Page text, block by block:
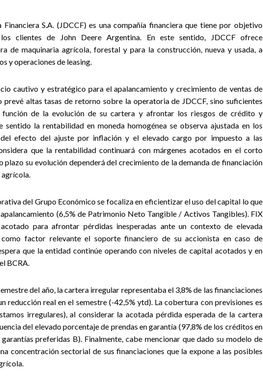
Financiera S.A. (JDCCF) es una compañía financiera que tiene por objetivo
clientes de John Deere Argentina. En este sentido, JDCCF ofrece
de maquinaria agrícola, forestal y para la construcción, nueva y usada, a
y operaciones de leasing.
cautivo y estratégico para el apalancamiento y crecimiento de ventas de
prevé altas tasas de retorno sobre la operatoria de JDCCF, sino suficientes
de la evolución de su cartera y afrontar los riesgos de crédito y
sentido la rentabilidad en moneda homogénea se observa ajustada en los
efecto del ajuste por inflación y el elevado cargo por impuesto a las
que la rentabilidad continuará con márgenes acotados en el corto
plazo su evolución dependerá del crecimiento de la demanda de financiación
agrícola.
del Grupo Económico se focaliza en eficientizar el uso del capital lo que
(6,5% de Patrimonio Neto Tangible / Activos Tangibles). FIX
para afrontar pérdidas inesperadas ante un contexto de elevada
como factor relevante el soporte financiero de su accionista en caso de
que la entidad continúe operando con niveles de capital acotados y en
BCRA.
del año, la cartera irregular representaba el 3,8% de las financiaciones
reducción real en el semestre (-42,5% ytd). La cobertura con previsiones es
irregulares), al considerar la acotada pérdida esperada de la cartera
del elevado porcentaje de prendas en garantía (97,8% de los créditos en
preferidas B). Finalmente, cabe mencionar que dado su modelo de
concentración sectorial de sus financiaciones que la expone a las posibles